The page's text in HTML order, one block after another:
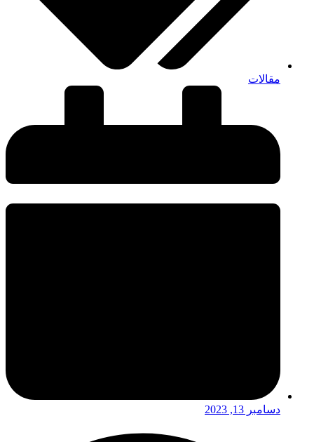
مقالات
دسامبر 13, 2023